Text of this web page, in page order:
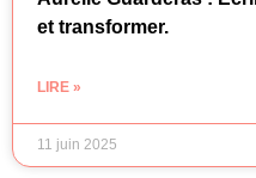
et transformer.
LIRE »
11 juin 2025